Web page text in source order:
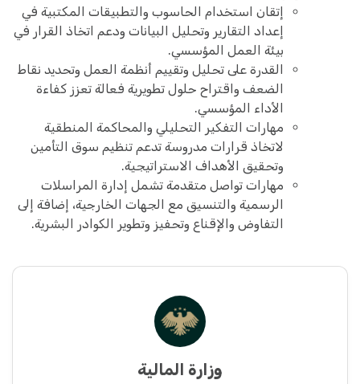
إتقان استخدام الحاسوب والتطبيقات المكتبية في
إعداد التقارير وتحليل البيانات ودعم اتخاذ القرار في
بيئة العمل المؤسسي.
القدرة على تحليل وتقييم أنظمة العمل وتحديد نقاط
الضعف واقتراح حلول تطويرية فعالة تعزز كفاءة
الأداء المؤسسي.
مهارات التفكير التحليلي والمحاكمة المنطقية
لاتخاذ قرارات مدروسة تدعم تنظيم سوق التأمين
وتحقيق الأهداف الاستراتيجية.
مهارات تواصل متقدمة تشمل إدارة المراسلات
الرسمية والتنسيق مع الجهات الخارجية، إضافة إلى
التفاوض والإقناع وتحفيز وتطوير الكوادر البشرية.
وزارة المالية